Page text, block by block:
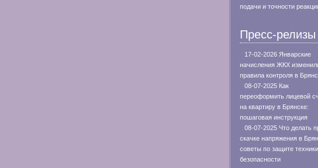
подачи и точности
Пресс-релизы
17-02-2026 Январские
начисления ЖКХ
правила контроля в
08-07-2025 Как
переоформить лицевой
на квартиру в Брянске:
пошаговая инструкция
08-07-2025 Что делать
скачке напряжения в
советы по защите
безопасности